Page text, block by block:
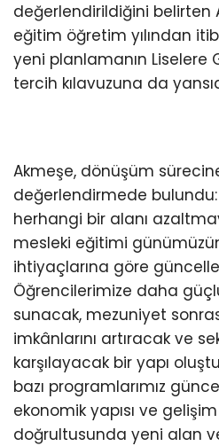
değerlendirildiğini belirten
eğitim öğretim yılından
yeni planlamanın Liselere
tercih kılavuzuna da
Akmeşe, dönüşüm
değerlendirmede bulundu:
herhangi bir alanı
mesleki eğitimi
ihtiyaçlarına göre
Öğrencilerimize daha
sunacak, mezuniyet
imkânlarını artıracak ve
karşılayacak bir yapı
bazı programlarımız
ekonomik yapısı ve
doğrultusunda yeni alan